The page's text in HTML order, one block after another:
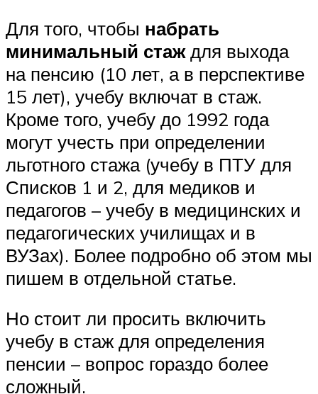
Для того, чтобы набрать
минимальный стаждля выхода
на пенсию (10 лет, а в перспективе
15 лет), учебу включат в стаж.
Кроме того, учебу до 1992 года
могут учесть при определении
льготного стажа (учебу в ПТУ для
Списков 1 и 2, для медиков и
педагогов – учебу в медицинских и
педагогических училищах и в
ВУЗах). Более подробно об этом мы
пишем в отдельной статье.
Но стоит ли просить включить
учебу в стаж для определения
пенсии – вопрос гораздо более
сложный.